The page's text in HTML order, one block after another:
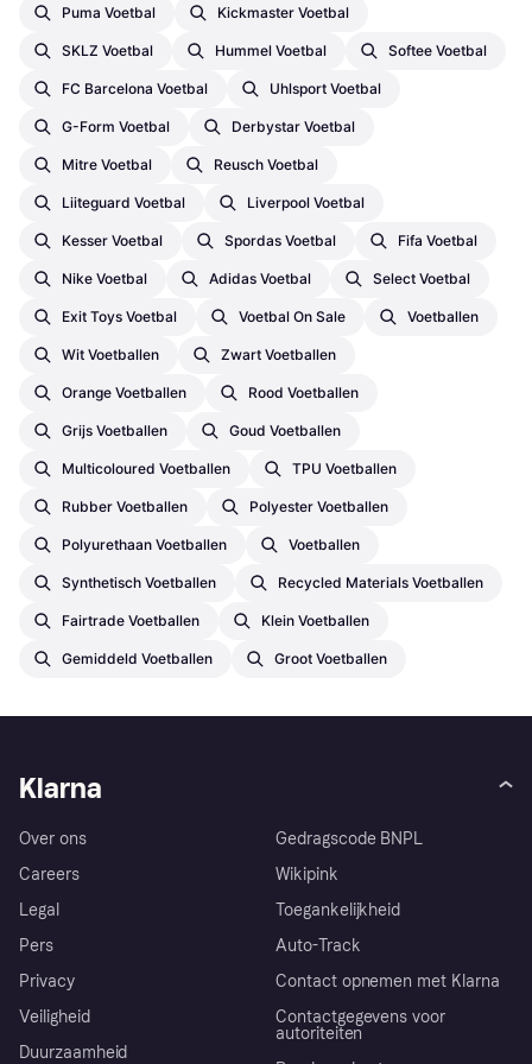
Puma Voetbal Kickmaster Voetbal
SKLZ Voetbal Hummel Voetbal Softee Voetbal
FC Barcelona Voetbal Uhlsport Voetbal
G-Form Voetbal Derbystar Voetbal
Mitre Voetbal Reusch Voetbal
Liiteguard Voetbal Liverpool Voetbal
Kesser Voetbal Spordas Voetbal Fifa Voetbal
Nike Voetbal Adidas Voetbal Select Voetbal
Exit Toys Voetbal Voetbal On Sale Voetballen
Wit Voetballen Zwart Voetballen
Orange Voetballen Rood Voetballen
Grijs Voetballen Goud Voetballen
Multicoloured Voetballen TPU Voetballen
Rubber Voetballen Polyester Voetballen
Polyurethaan Voetballen Voetballen
Synthetisch Voetballen Recycled Materials Voetballen
Fairtrade Voetballen Klein Voetballen
Gemiddeld Voetballen Groot Voetballen
Klarna
Over ons
Careers
Legal
Pers
Privacy
Veiligheid
Duurzaamheid
Gedragscode BNPL
Wikipink
Toegankelijkheid
Auto-Track
Contact opnemen met Klarna
Contactgegevens voor
autoriteiten